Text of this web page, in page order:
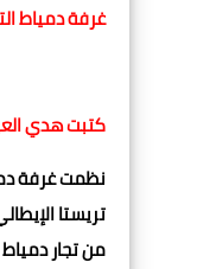
غرفة دمياط
كتبت هدي
نظمت غرفة
تريستا
من تجار